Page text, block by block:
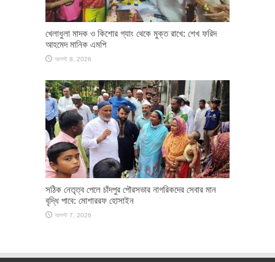
খেলাধুলা মাদক ও কিশোর গ্যাং থেকে মুক্ত রাখে: শেখ ফরিদ
আহমেদ মানিক এমপি
আগস্ট 8, 2026
সঠিক নেতৃত্ব পেলে চাঁদপুর পৌরসভার নাগরিকদের সেবার মান
বৃদ্ধি পাবে: মোশাররফ হোসাইন
আগস্ট 7, 2026